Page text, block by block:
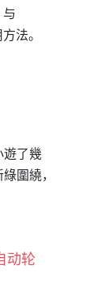
法。
遊了幾
圍繞，
动轮